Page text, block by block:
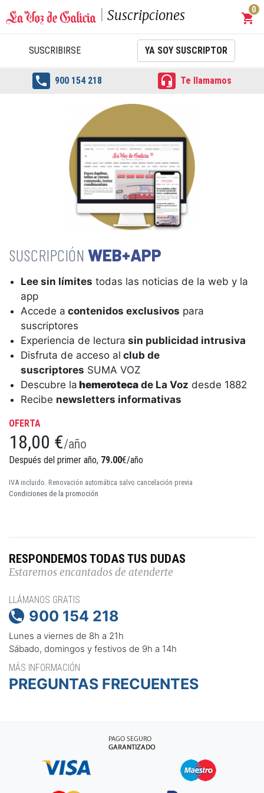
Suscripciones shopping_cart
0
SUSCRIBIRSE YA SOY SUSCRIPTOR
 900 154 218  Te llamamos
WEB+APP
Lee sin límites todas las noticias de la web y la
app
Accede a contenidos exclusivos para
suscriptores
Experiencia de lectura sin publicidad intrusiva
Disfruta de acceso al club de
suscriptores SUMA VOZ
Descubre la hemeroteca de La Voz desde 1882
Recibe newsletters informativas
OFERTA
18,00 €/año
Después del primer año, 79.00€/año
IVA incluido. Renovación automática salvo cancelación previa
Condiciones de la promoción
RESPONDEMOS TODAS TUS DUDAS
Estaremos encantados de atenderte
LLÁMANOS GRATIS
 900 154 218
Lunes a viernes de 8h a 21h
Sábado, domingos y festivos de 9h a 14h
MÁS INFORMACIÓN
PREGUNTAS FRECUENTES